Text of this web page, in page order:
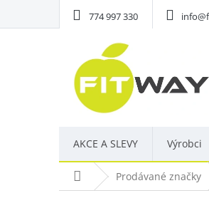
obsah
774 997 330
AKCE A SLEVY Výrobci
Domů Prodávané značky